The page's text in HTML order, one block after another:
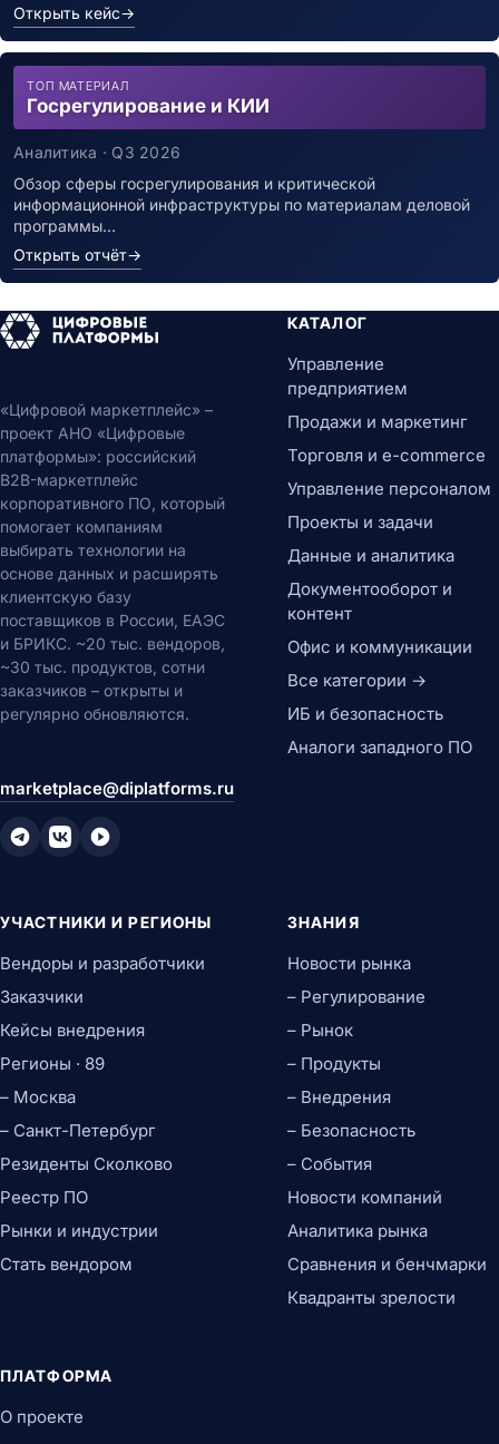
Открыть кейс→
ТОП МАТЕРИАЛ
Госрегулирование и КИИ
Аналитика · Q3 2026
Обзор сферы госрегулирования и критической
информационной инфраструктуры по материалам деловой
программы…
Открыть отчёт→
«Цифровой маркетплейс» –
проект АНО «Цифровые
платформы»: российский
B2B-маркетплейс
корпоративного ПО, который
помогает компаниям
выбирать технологии на
основе данных и расширять
клиентскую базу
поставщиков в России, ЕАЭС
и БРИКС. ~20 тыс. вендоров,
~30 тыс. продуктов, сотни
заказчиков – открыты и
регулярно обновляются.
marketplace@diplatforms.ru
КАТАЛОГ
Управление
предприятием
Продажи и маркетинг
Торговля и e-commerce
Управление персоналом
Проекты и задачи
Данные и аналитика
Документооборот и
контент
Офис и коммуникации
Все категории →
ИБ и безопасность
Аналоги западного ПО
УЧАСТНИКИ И РЕГИОНЫ
Вендоры и разработчики
Заказчики
Кейсы внедрения
Регионы · 89
– Москва
– Санкт-Петербург
Резиденты Сколково
Реестр ПО
Рынки и индустрии
Стать вендором
ЗНАНИЯ
Новости рынка
– Регулирование
– Рынок
– Продукты
– Внедрения
– Безопасность
– События
Новости компаний
Аналитика рынка
Сравнения и бенчмарки
Квадранты зрелости
ПЛАТФОРМА
О проекте